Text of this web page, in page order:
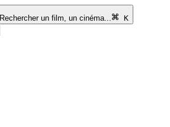
Rechercher un film, un cinéma...
K